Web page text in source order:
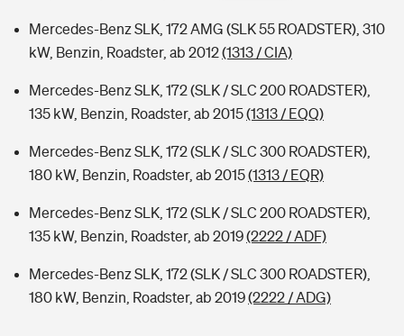
Mercedes-Benz SLK, 172 AMG (SLK 55 ROADSTER), 310
kW, Benzin, Roadster, ab 2012(1313 / CIA)
Mercedes-Benz SLK, 172 (SLK / SLC 200 ROADSTER),
135 kW, Benzin, Roadster, ab 2015(1313 / EQQ)
Mercedes-Benz SLK, 172 (SLK / SLC 300 ROADSTER),
180 kW, Benzin, Roadster, ab 2015(1313 / EQR)
Mercedes-Benz SLK, 172 (SLK / SLC 200 ROADSTER),
135 kW, Benzin, Roadster, ab 2019(2222 / ADF)
Mercedes-Benz SLK, 172 (SLK / SLC 300 ROADSTER),
180 kW, Benzin, Roadster, ab 2019(2222 / ADG)